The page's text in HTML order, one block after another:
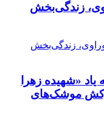
زندگی‌بخش
«شهیده زهرا
موشک‌های